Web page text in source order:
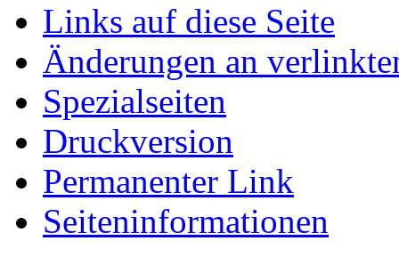
Links auf diese Seite
Änderungen an
Spezialseiten
Druckversion
Permanenter Link
Seiten­­informationen